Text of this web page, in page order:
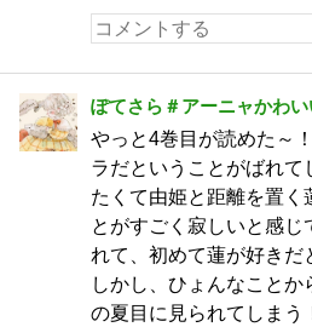
ぽてさら＃アーニャかわい
やっと4巻目が読めた～
ラだということがばれて
たくて由姫と距離を置く
とがすごく寂しいと感
れて、初めて蓮が好きだ
しかし、ひょんなことか
の夏目に見られてしまう